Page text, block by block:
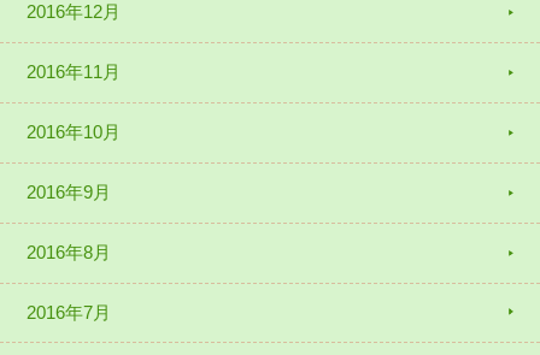
2016年12月
2016年11月
2016年10月
2016年9月
2016年8月
2016年7月